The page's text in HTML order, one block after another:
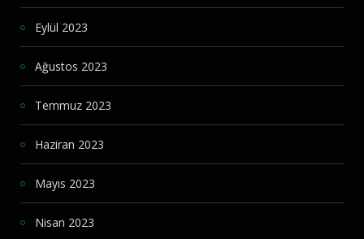
Eylül 2023
Ağustos 2023
Temmuz 2023
Haziran 2023
Mayıs 2023
Nisan 2023